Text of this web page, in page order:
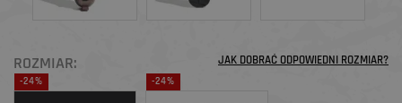
ROZMIAR: JAK DOBRAĆ ODPOWIEDNI ROZMIAR?
-24% -24%